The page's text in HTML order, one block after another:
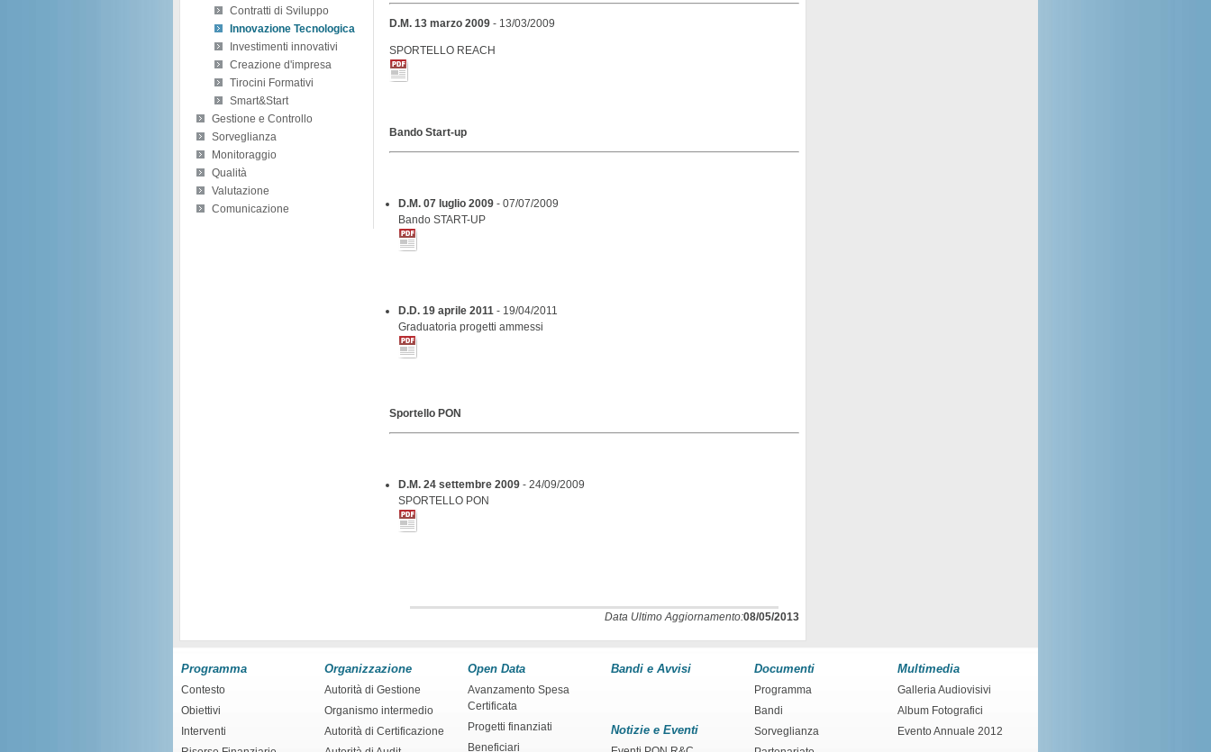
Contratti di Sviluppo
Innovazione Tecnologica
Investimenti innovativi
Creazione d'impresa
Tirocini Formativi
Smart&Start
Gestione e Controllo
Sorveglianza
Monitoraggio
Qualità
Valutazione
Comunicazione
D.M. 13 marzo 2009 - 13/03/2009
SPORTELLO REACH
Bando Start-up
D.M. 07 luglio 2009 - 07/07/2009
Bando START-UP
D.D. 19 aprile 2011 - 19/04/2011
Graduatoria progetti ammessi
Sportello PON
D.M. 24 settembre 2009 - 24/09/2009
SPORTELLO PON
Data Ultimo Aggiornamento:08/05/2013
Programma
Contesto
Obiettivi
Interventi
Organizzazione
Autorità di Gestione
Organismo intermedio
Autorità di Certificazione
Open Data
Avanzamento Spesa
Certificata
Progetti finanziati
Beneficiari
Bandi e Avvisi
Notizie e Eventi
Documenti
Programma
Bandi
Sorveglianza
Multimedia
Galleria Audiovisivi
Album Fotografici
Evento Annuale 2012